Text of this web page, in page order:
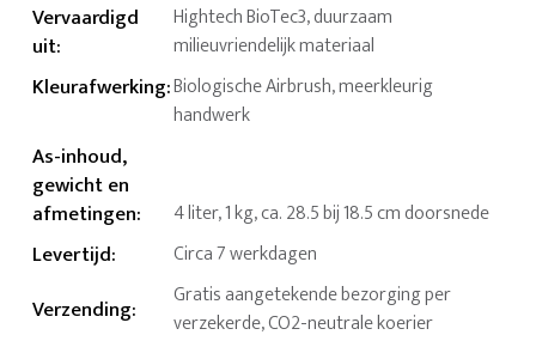
Vervaardigd
uit:
Hightech BioTec3, duurzaam
milieuvriendelijk materiaal
Kleurafwerking:Biologische Airbrush, meerkleurig
handwerk
As-inhoud,
gewicht en
afmetingen: 4 liter, 1 kg, ca. 28.5 bij 18.5 cm doorsnede
Levertijd: Circa 7 werkdagen
Verzending:
Gratis aangetekende bezorging per
verzekerde, CO2-neutrale koerier